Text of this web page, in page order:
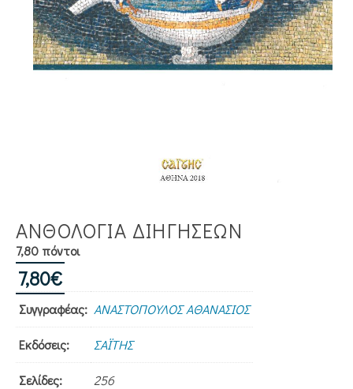
ΑΝΘΟΛΟΓΙΑ ΔΙΗΓΗΣΕΩΝ
7,80 πόντοι
7,80€
Συγγραφέας: ΑΝΑΣΤΟΠΟΥΛΟΣ ΑΘΑΝΑΣΙΟΣ
Εκδόσεις: ΣΑΪΤΗΣ
Σελίδες: 256